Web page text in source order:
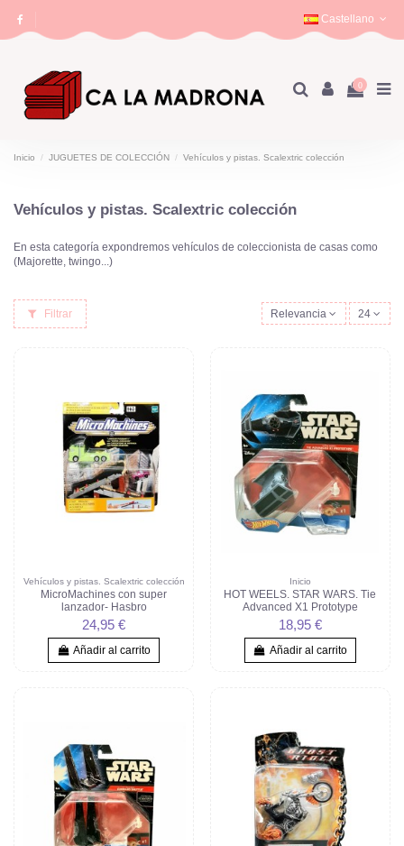
Castellano
0
Inicio JUGUETES DE COLECCIÓN Vehículos y pistas. Scalextric colección
Vehículos y pistas. Scalextric colección
En esta categoría expondremos vehículos de coleccionista de casas como
(Majorette, twingo...)
Filtrar Relevancia 24
Vehículos y pistas. Scalextric colección
MicroMachines con super
lanzador- Hasbro
24,95 €
Añadir al carrito
Inicio
HOT WEELS. STAR WARS. Tie
Advanced X1 Prototype
18,95 €
Añadir al carrito